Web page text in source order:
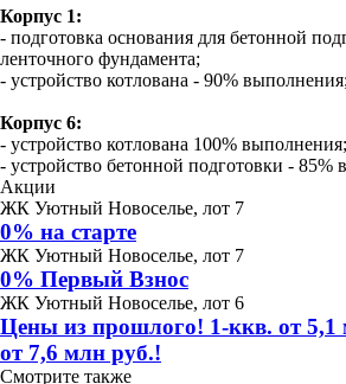
Корпус 1:
- подготовка основания для бетонной
ленточного фундамента;
- устройство котлована - 90% выполнения;
Корпус 6:
- устройство котлована 100% выполнения;
- устройство бетонной подготовки - 85%
Акции
ЖК Уютный Новоселье, лот 7
0% на старте
ЖК Уютный Новоселье, лот 7
0% Первый Взнос
ЖК Уютный Новоселье, лот 6
Цены из прошлого! 1-ккв. от 5,1
от 7,6 млн руб.!
Смотрите также